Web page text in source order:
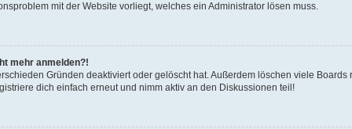
mit der Website vorliegt, welches ein Administrator lösen muss.
mehr anmelden?!
Gründen deaktiviert oder gelöscht hat. Außerdem löschen viele
dich einfach erneut und nimm aktiv an den Diskussionen teil!